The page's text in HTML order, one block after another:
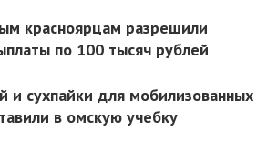
красноярцам разрешили
по 100 тысяч рублей
и сухпайки для мобилизованных
в омскую учебку